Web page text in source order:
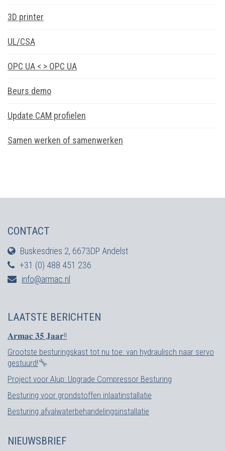
3D printer
UL/CSA
OPC UA < > OPC UA
Beurs demo
Update CAM profielen
Samen werken of samenwerken
CONTACT
Buskesdries 2, 6673DP Andelst
+31 (0) 488 451 236
info@armac.nl
LAATSTE BERICHTEN
𝐀𝐫𝐦𝐚𝐜 𝟑𝟓 𝐉𝐚𝐚𝐫!!
Grootste besturingskast tot nu toe: van hydraulisch naar servo
gestuurd!
Project voor Alup: Upgrade Compressor Besturing
Besturing voor grondstoffen inlaatinstallatie
Besturing afvalwaterbehandelingsinstallatie
NIEUWSBRIEF